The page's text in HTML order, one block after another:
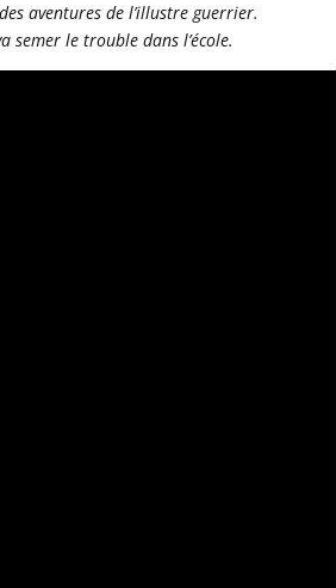
aventures de l’illustre guerrier.
semer le trouble dans l’école.